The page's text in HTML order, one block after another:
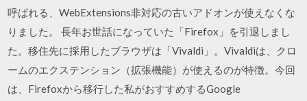
呼ばれる、WebExtensions非対応の古いアドオンが使えなくな
りました。 長年お世話になっていた「Firefox」を引退しまし
た。移住先に採用したブラウザは「Vivaldi」。Vivaldiは、クロ
ームのエクステンション（拡張機能）が使えるのが特徴。今回
は、Firefoxから移行した私がおすすめするGoogle